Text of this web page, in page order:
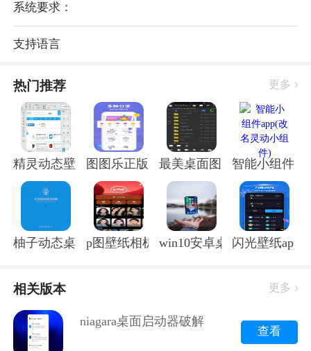
1. 个性化桌面：Niagara桌面启动器破解版支持自定义
色、透明度等，让你的桌面焕然一新。
启动常用软件，无需打开开始菜单，节省时间。
3. 任务栏整合：Niagara桌面启动器破解版可以将任务
系统要求：
支持语言
热门推荐 更多
精灵动态壁纸软件(小精灵壁纸)
图图乐正版 最美桌面图标app智能小组件
柚子动态桌面appp图壁纸相机软件(改名p图秀秀)
win10安卓桌面app闪光壁纸app
相关版本 更多
niagara桌面启动器破解版
查看